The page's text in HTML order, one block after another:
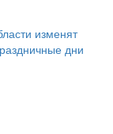
изменят
дни